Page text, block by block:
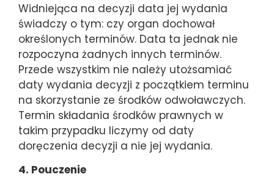
Widniejąca na decyzji data jej wydania
świadczy o tym: czy organ dochował
określonych terminów. Data ta jednak nie
rozpoczyna żadnych innych terminów.
Przede wszystkim nie należy utożsamiać
daty wydania decyzji z początkiem terminu
na skorzystanie ze środków odwoławczych.
Termin składania środków prawnych w
takim przypadku liczymy od daty
doręczenia decyzji a nie jej wydania.
4. Pouczenie